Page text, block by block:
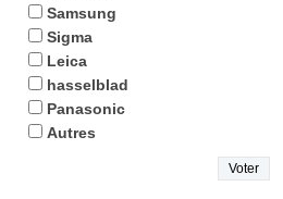
Samsung
Sigma
Leica
hasselblad
Panasonic
Autres